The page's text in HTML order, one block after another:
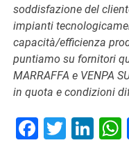
soddisfazione del
impianti
capacità/efficienza
puntiamo su fornitori
MARRAFFA e VENPA
in quota e condizioni